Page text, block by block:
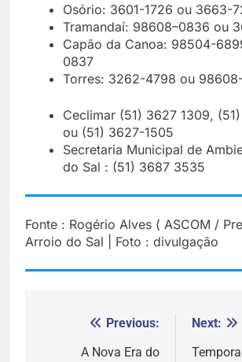
Osório: 3601-1726 ou 3663-
Tramandaí: 98608–0836 ou
Capão da Canoa: 98504-
0837
Torres: 3262-4798 ou
Ceclimar (51) 3627 1309,
ou (51) 3627-1505
Secretaria Municipal de
do Sal : (51) 3687 3535
Fonte : Rogério Alves ( ASCOM /
Arroio do Sal | Foto : divulgação
Navegação
Previous:
A Nova Era do
Next: